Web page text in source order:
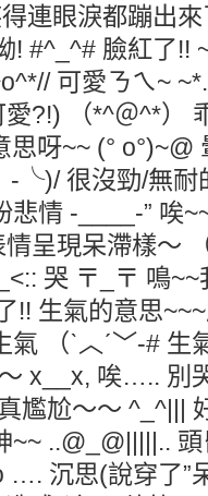
連眼淚都蹦出
! #^_^# 臉紅了!!
可愛ㄋㄟ~
?!) （*^＠^*）
呀~~ (°
╰)/ 很沒勁/無
悲情 -____-” 唉
呈現呆滯樣～
哭 〒_〒 鳴
生氣的意思~~~
（ˋ︿ˊ﹀-# 生
x__x, 唉….. 別
尬～～ ^_^|||
..@_@|||||..
沉思(說穿了”